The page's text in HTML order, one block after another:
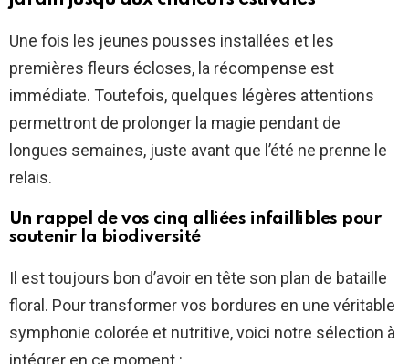
Une fois les jeunes pousses installées et les
premières fleurs écloses, la récompense est
immédiate. Toutefois, quelques légères attentions
permettront de prolonger la magie pendant de
longues semaines, juste avant que l’été ne prenne le
relais.
Un rappel de vos cinq alliées infaillibles pour
soutenir la biodiversité
Il est toujours bon d’avoir en tête son plan de bataille
floral. Pour transformer vos bordures en une véritable
symphonie colorée et nutritive, voici notre sélection à